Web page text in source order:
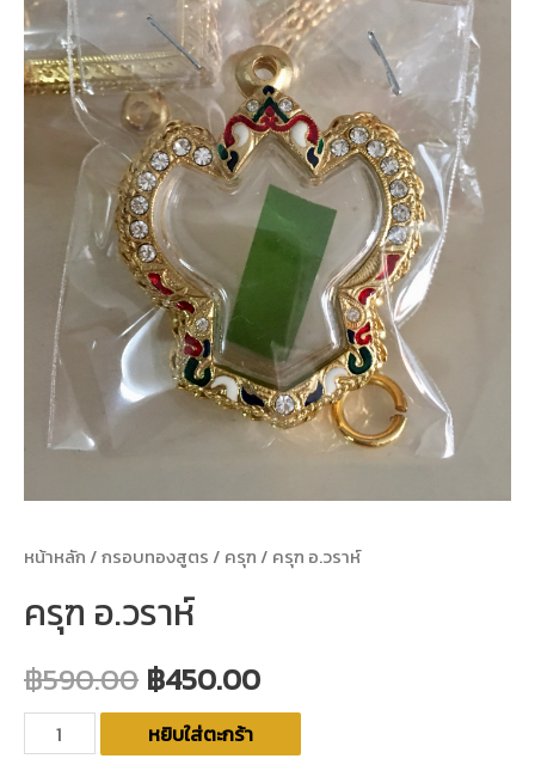
หน้าหลัก /กรอบทองสูตร / ครุฑ / ครุฑ อ.วราห์
ครุฑ อ.วราห์
฿590.00 ฿450.00
หยิบใส่ตะกร้า